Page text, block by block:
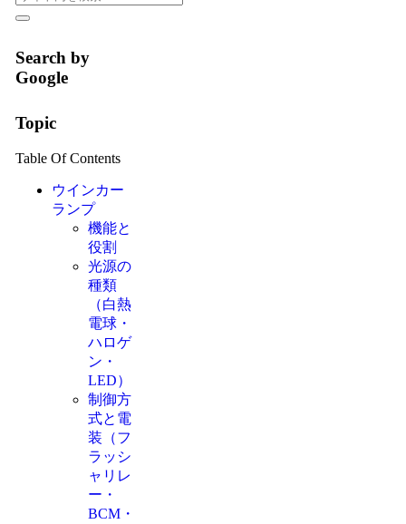
Search by
Google
Topic
Table Of Contents
ウインカー
ランプ
機能と
役割
光源の
種類
（白熱
電球・
ハロゲ
ン・
LED）
制御方
式と電
装（フ
ラッシ
ャリレ
ー・
BCM・